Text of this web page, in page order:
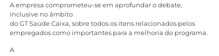
A empresa comprometeu-se em aprofundar o debate,
inclusive no âmbito
do GT Saúde Caixa, sobre todos os itens relacionados pelos
empregados como importantes para a melhoria do programa.
A